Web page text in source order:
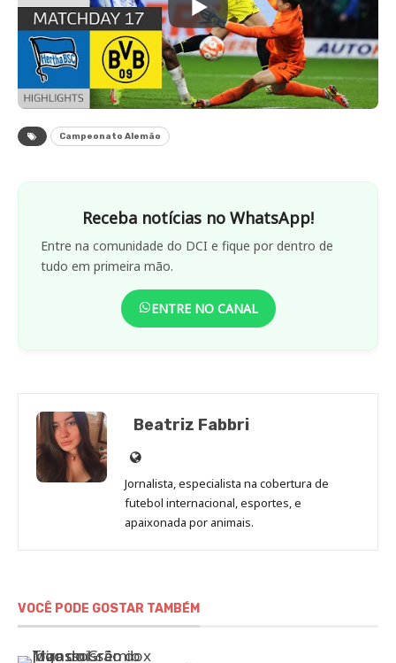
Campeonato Alemão
Receba notícias no WhatsApp!
Entre na comunidade do DCI e fique por dentro de
tudo em primeira mão.
ENTRE NO CANAL
Beatriz Fabbri
Site
de
Beatriz
Fabbri
Jornalista, especialista na cobertura de
futebol internacional, esportes, e
apaixonada por animais.
VOCÊ PODE GOSTAR TAMBÉM